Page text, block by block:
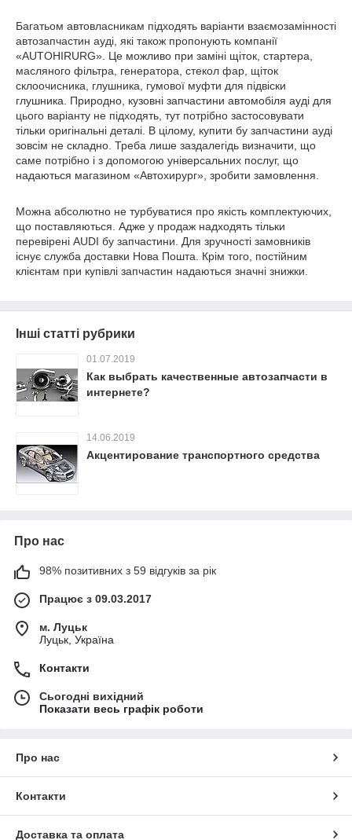
Багатьом автовласникам підходять варіанти взаємозамінності
автозапчастин ауді, які також пропонують компанії
«AUTOHIRURG». Це можливо при заміні щіток, стартера,
масляного фільтра, генератора, стекол фар, щіток
склоочисника, глушника, гумової муфти для підвіски
глушника. Природно, кузовні запчастини автомобіля ауді для
цього варіанту не підходять, тут потрібно застосовувати
тільки оригінальні деталі. В цілому, купити бу запчастини ауді
зовсім не складно. Треба лише заздалегідь визначити, що
саме потрібно і з допомогою універсальних послуг, що
надаються магазином «Автохирург», зробити замовлення.
Можна абсолютно не турбуватися про якість комплектуючих,
що поставляються. Адже у продаж надходять тільки
перевірені AUDI бу запчастини. Для зручності замовників
існує служба доставки Нова Пошта. Крім того, постійним
клієнтам при купівлі запчастин надаються значні знижки.
Інші статті рубрики
01.07.2019
Как выбрать качественные автозапчасти в
интернете?
14.06.2019
Акцентирование транспортного средства
Про нас
98% позитивних з 59 відгуків за рік
Працює з 09.03.2017
м. Луцьк
Луцьк, Україна
Контакти
Сьогодні вихідний
Показати весь графік роботи
Про нас
Контакти
Доставка та оплата